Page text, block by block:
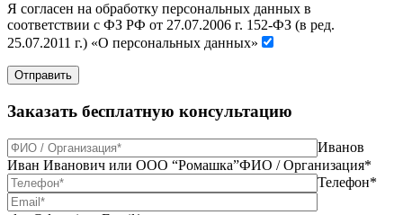
Я согласен на обработку персональных данных в
соответствии с ФЗ РФ от 27.07.2006 г. 152-ФЗ (в ред.
25.07.2011 г.) «О персональных данных»
Отправить
Заказать бесплатную консультацию
Иванов
Иван Иванович или ООО “Ромашка”ФИО / Организация*
Телефон*